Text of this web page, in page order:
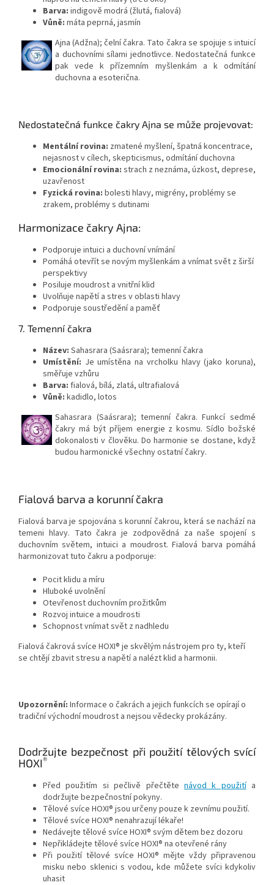
Barva: indigově modrá (žlutá, fialová)
Vůně: máta peprná, jasmín
Ajna (Adžna); čelní čakra. Tato čakra se spojuje s intuicí
a duchovními sílami jednotlivce. Nedostatečná funkce
pak vede k přízemním myšlenkám a k odmítání
duchovna a esoterična.
Nedostatečná funkce čakry Ajna se může projevovat:
Mentální rovina: zmatené myšlení, špatná koncentrace,
nejasnost v cílech, skepticismus, odmítání duchovna
Emocionální rovina: strach z neznáma, úzkost, deprese,
uzavřenost
Fyzická rovina: bolesti hlavy, migrény, problémy se
zrakem, problémy s dutinami
Harmonizace čakry Ajna:
Podporuje intuici a duchovní vnímání
Pomáhá otevřít se novým myšlenkám a vnímat svět z širší
perspektivy
Posiluje moudrost a vnitřní klid
Uvolňuje napětí a stres v oblasti hlavy
Podporuje soustředění a paměť
7. Temenní čakra
Název: Sahasrara (Saásrara); temenní čakra
Umístění: Je umístěna na vrcholku hlavy (jako koruna),
směřuje vzhůru
Barva: fialová, bílá, zlatá, ultrafialová
Vůně: kadidlo, lotos
Sahasrara (Saásrara); temenní čakra. Funkcí sedmé
čakry má být příjem energie z kosmu. Sídlo božské
dokonalosti v člověku. Do harmonie se dostane, když
budou harmonické všechny ostatní čakry.
Fialová barva a korunní čakra
Fialová barva je spojována s korunní čakrou, která se nachází na
temeni hlavy. Tato čakra je zodpovědná za naše spojení s
duchovním světem, intuici a moudrost. Fialová barva pomáhá
harmonizovat tuto čakru a podporuje:
Pocit klidu a míru
Hluboké uvolnění
Otevřenost duchovním prožitkům
Rozvoj intuice a moudrosti
Schopnost vnímat svět z nadhledu
Fialová čakrová svíce HOXI® je skvělým nástrojem pro ty, kteří
se chtějí zbavit stresu a napětí a nalézt klid a harmonii.
Upozornění: Informace o čakrách a jejich funkcích se opírají o
tradiční východní moudrost a nejsou vědecky prokázány.
Dodržujte bezpečnost při použití tělových svící
HOXI®
Před použitím si pečlivě přečtětenávod k použitía
dodržujte bezpečnostní pokyny.
Tělové svíce HOXI® jsou určeny pouze k zevnímu použití.
Tělové svíce HOXI® nenahrazují lékaře!
Nedávejte tělové svíce HOXI® svým dětem bez dozoru
Nepřikládejte tělové svíce HOXI® na otevřené rány
Při použití tělové svíce HOXI® mějte vždy připravenou
misku nebo sklenici s vodou, kde můžete svíci kdykoliv
uhasit